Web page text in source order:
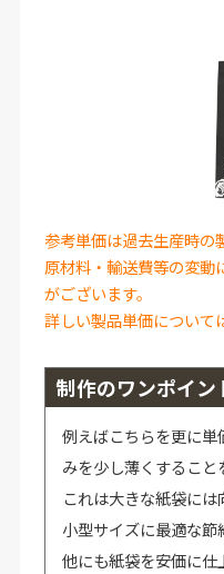
参考単価は過去生産時の
原材料・輸送費等の変動
がございます。
詳しい製品単価について
制作のワンポイン
例えばこちらを更に
みを少し薄くすること
これは大きな紙袋に
小型サイズに最適な節
他にも紙袋を安価に仕